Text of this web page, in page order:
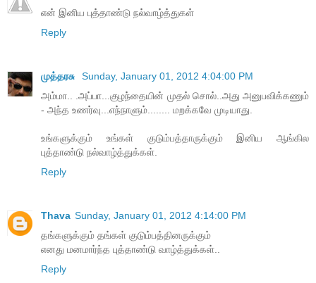
என் இனிய புத்தாண்டு நல்வாழ்த்துகள்
Reply
முத்தரசு
Sunday, January 01, 2012 4:04:00 PM
அம்மா.. .அப்பா...குழந்தையின் முதல் சொல்..அது அனுபவிக்கணும்
- அந்த உணர்வு...எந்நாளும்........ மறக்கவே முடியாது.
உங்களுக்கும் உங்கள் குடும்பத்தாருக்கும் இனிய ஆங்கில
புத்தாண்டு நல்வாழ்த்துக்கள்.
Reply
Thava Sunday, January 01, 2012 4:14:00 PM
தங்களுக்கும் தங்கள் குடும்பத்தினருக்கும்
எனது மனமார்ந்த புத்தாண்டு வாழ்த்துக்கள்..
Reply